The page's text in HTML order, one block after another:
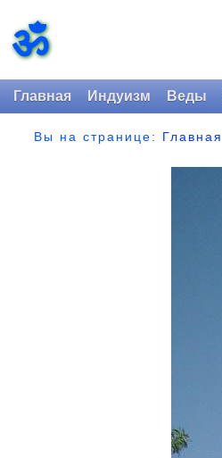
ॐ
Главная Индуизм Веды
Вы на странице: Главная